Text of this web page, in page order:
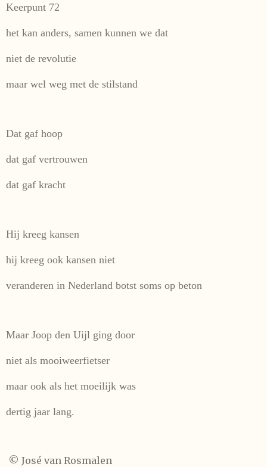
Keerpunt 72
het kan anders, samen kunnen we dat
niet de revolutie
maar wel weg met de stilstand
Dat gaf hoop
dat gaf vertrouwen
dat gaf kracht
Hij kreeg kansen
hij kreeg ook kansen niet
veranderen in Nederland botst soms op beton
Maar Joop den Uijl ging door
niet als mooiweerfietser
maar ook als het moeilijk was
dertig jaar lang.
© José van Rosmalen